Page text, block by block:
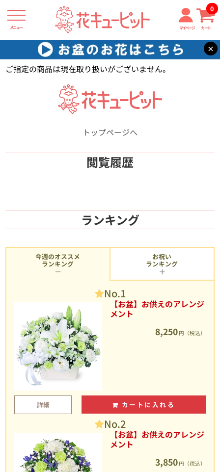
メニュー マイページ カート
0
×
花キューピット 【】
ご指定の商品は現在取り扱いがございません。
トップページへ
閲覧履歴
ランキング
今週のオススメ
ランキング
No.1
【お盆】お供えのアレンジ
メント
8,250 円（税込）
詳細 カートに入れる
No.2
【お盆】お供えのアレンジ
メント
3,850 円（税込）
お祝い
ランキング